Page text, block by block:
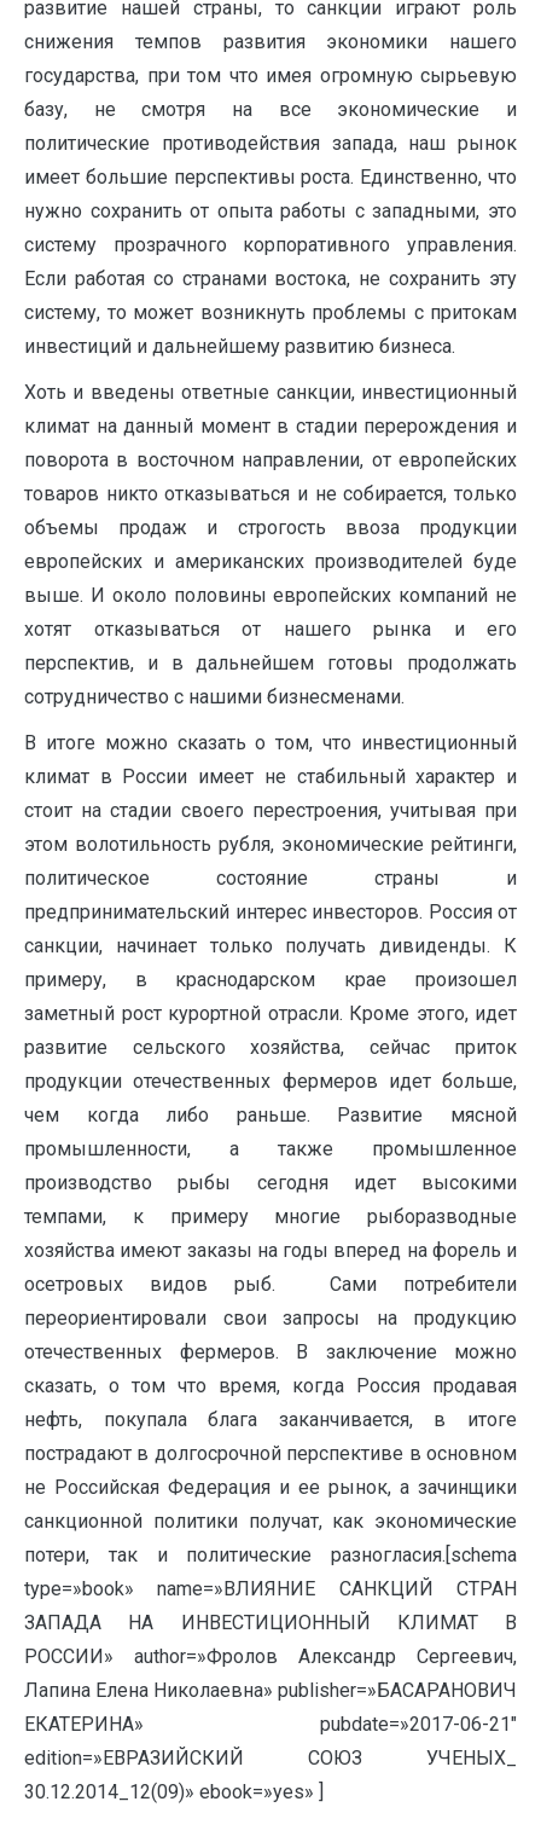
развитие нашей страны, то санкции играют роль
снижения темпов развития экономики нашего
государ­ства, при том что имея огромную сырьевую
базу, не смотря на все экономиче­ские и
политические противодействия запада, наш рынок
имеет большие пер­спективы роста. Единственно, что
нужно сохранить от опыта работы с западными, это
систему прозрачного корпоративного управления.
Если работая со странами востока, не сохранить эту
систему, то может возникнуть проблемы с притокам
инвестиций и дальнейшему развитию бизнеса.
Хоть и введены ответные санкции, инвестиционный
климат на данный момент в стадии перерождения и
поворота в восточном направлении, от европейских
товаров никто отказываться и не собирается, только
объемы продаж и строгость ввоза продукции
европейских и американских производителей буде
выше. И около половины европейских компаний не
хотят отказываться от нашего рынка и его
перспектив, и в дальнейшем готовы продолжать
сотрудничество с нашими бизнесменами.
В итоге можно сказать о том, что инвестиционный
климат в России имеет не стабильный характер и
стоит на стадии своего перестроения, учитывая при
этом волотильность рубля, экономические рейтинги,
политическое состояние страны и
предпринимательский интерес инвесторов. Россия от
санкции, начинает только получать дивиденды. К
примеру, в краснодарском крае произошел
заметный рост курортной отрасли. Кроме этого, идет
развитие сельского хозяйства, сейчас приток
продукции отечественных фермеров идет больше,
чем когда либо раньше. Развитие мясной
промышленности, а также промышленное
производство рыбы сегодня идет высокими
темпами, к примеру многие рыборазводные
хозяйства имеют заказы на годы вперед на форель и
осетровых видов рыб. Сами потребители
переориентировали свои запросы на продукцию
отечественных фермеров. В заключение можно
сказать, о том что время, когда Россия продавая
нефть, покупала блага заканчивается, в итоге
пострадают в долгосрочной перспективе в основном
не Российская Федерация и ее рынок, а зачинщики
санкционной политики получат, как экономические
потери, так и политические разногласия.[schema
type=»book» name=»ВЛИЯНИЕ САНКЦИЙ СТРАН
ЗАПАДА НА ИНВЕСТИЦИОННЫЙ КЛИМАТ В
РОССИИ» author=»Фролов Александр Сергеевич,
Лапина Елена Николаевна» publisher=»БАСАРАНОВИЧ
ЕКАТЕРИНА» pubdate=»2017-06-21″
edition=»ЕВРАЗИЙСКИЙ СОЮЗ УЧЕНЫХ_
30.12.2014_12(09)» ebook=»yes» ]